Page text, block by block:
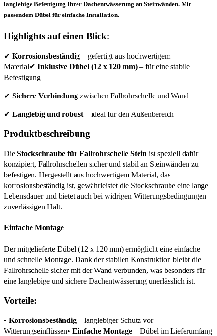
langlebige Befestigung Ihrer Dachentwässerung an Steinwänden. Mit
passendem Dübel für einfache Installation.
Highlights auf einen Blick:
✔ Korrosionsbeständig – gefertigt aus hochwertigem
Material✔ Inklusive Dübel (12 x 120 mm) – für eine stabile
Befestigung
✔ Sichere Verbindung zwischen Fallrohrschelle und Wand
✔ Langlebig und robust – ideal für den Außenbereich
Produktbeschreibung
Die Stockschraube für Fallrohrschelle Stein ist speziell dafür
konzipiert, Fallrohrschellen sicher und stabil an Steinwänden zu
befestigen. Hergestellt aus hochwertigem Material, das
korrosionsbeständig ist, gewährleistet die Stockschraube eine lange
Lebensdauer und bietet auch bei widrigen Witterungsbedingungen
zuverlässigen Halt.
Einfache Montage
Der mitgelieferte Dübel (12 x 120 mm) ermöglicht eine einfache
und schnelle Montage. Dank der stabilen Konstruktion bleibt die
Fallrohrschelle sicher mit der Wand verbunden, was besonders für
eine langlebige und sichere Dachentwässerung unerlässlich ist.
Vorteile:
• Korrosionsbeständig – langlebiger Schutz vor
Witterungseinflüssen• Einfache Montage – Dübel im Lieferumfang